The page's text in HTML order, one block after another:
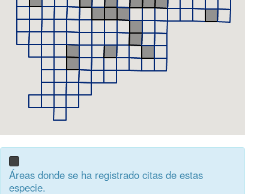
Áreas donde se ha registrado citas de estas
especie.